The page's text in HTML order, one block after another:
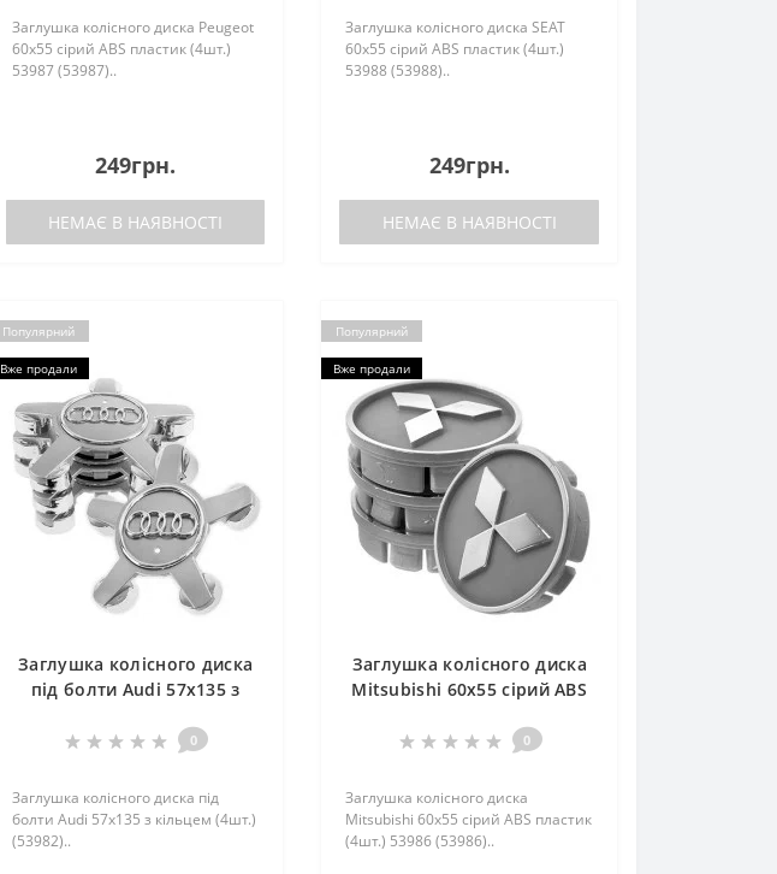
Заглушка колісного диска Peugeot
60x55 сiрий ABS пластик (4шт.)
53987 (53987)..
249грн.
НЕМАЄ В НАЯВНОСТІ
Заглушка колісного диска SEAT
60x55 сiрий ABS пластик (4шт.)
53988 (53988)..
249грн.
НЕМАЄ В НАЯВНОСТІ
Популярний
Вже продали
Заглушка колісного диска
пiд болти Audi 57x135 з
0
Заглушка колісного диска пiд
болти Audi 57x135 з кiльцем (4шт.)
(53982)..
Популярний
Вже продали
Заглушка колісного диска
Mitsubishi 60x55 сiрий ABS
0
Заглушка колісного диска
Mitsubishi 60x55 сiрий ABS пластик
(4шт.) 53986 (53986)..